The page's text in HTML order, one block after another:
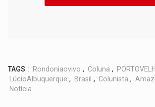
TAGS : Rondoniaovivo , Coluna ,
LúcioAlbuquerque , Brasil , Colunista ,
Notícia